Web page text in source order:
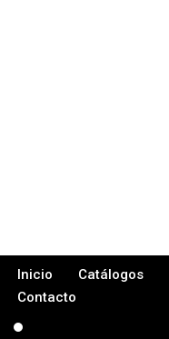
Inicio Catálogos
Contacto